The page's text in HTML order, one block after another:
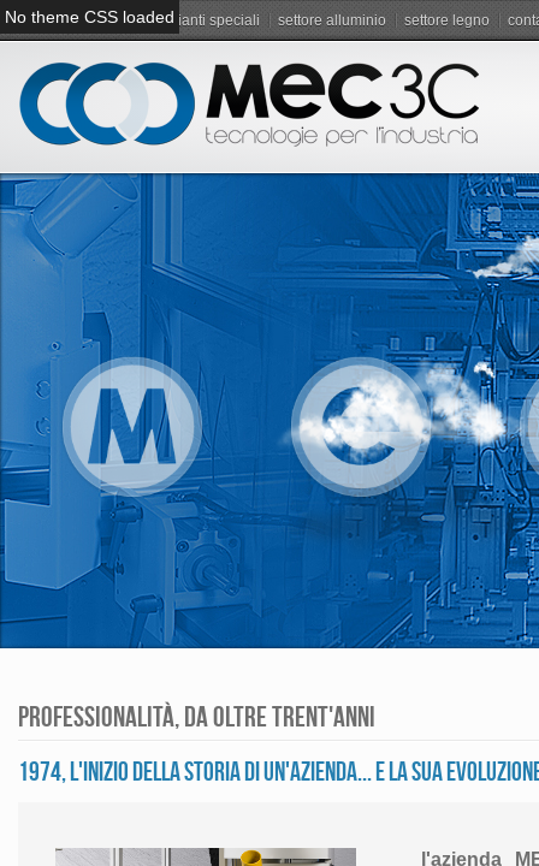
servizi berenice impianti speciali settore alluminio settore legno
Professionalità, da oltre trent'anni
1974, l'inizio della storia di un'azienda... e la sua
l'azienda
No theme CSS loaded